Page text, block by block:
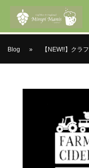
Blog » 【NEW!!】クラ